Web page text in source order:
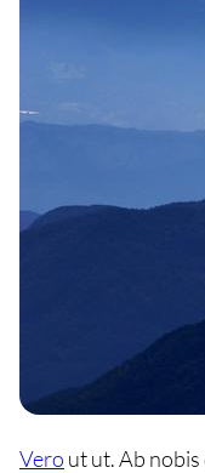
Vero ut ut. Ab